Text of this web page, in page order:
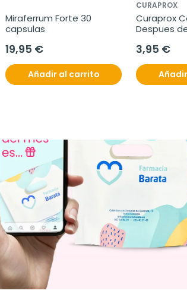
Miraferrum Forte 30
capsulas
19,95 €
Añadir al carrito
CURAPROX
Curaprox
Despues
3,95 €